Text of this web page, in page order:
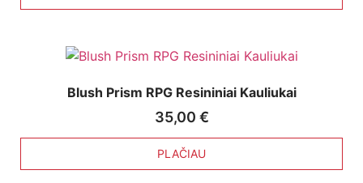
Blush Prism RPG Resininiai Kauliukai
35,00 €
PLAČIAU